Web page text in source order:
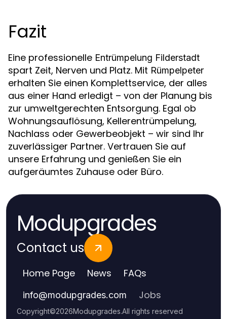
Fazit
Eine professionelle Entrümpelung Filderstadt
spart Zeit, Nerven und Platz. Mit Rümpelpeter
erhalten Sie einen Komplettservice, der alles
aus einer Hand erledigt – von der Planung bis
zur umweltgerechten Entsorgung. Egal ob
Wohnungsauflösung, Kellerentrümpelung,
Nachlass oder Gewerbeobjekt – wir sind Ihr
zuverlässiger Partner. Vertrauen Sie auf
unsere Erfahrung und genießen Sie ein
aufgeräumtes Zuhause oder Büro.
Modupgrades
Contact us
Home Page News FAQs
info@modupgrades.com Jobs
Copyright©2026Modupgrades.All rights reserved